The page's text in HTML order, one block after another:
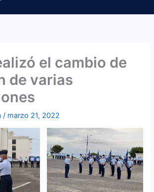
el cambio de
de varias
/ marzo 21, 2022